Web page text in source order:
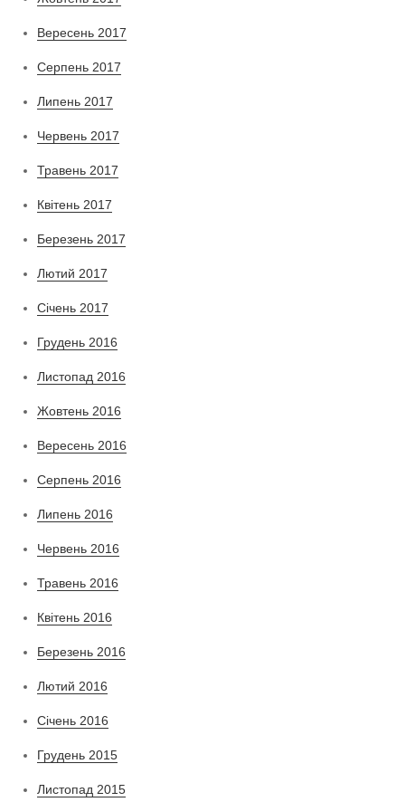
Вересень 2017
Серпень 2017
Липень 2017
Червень 2017
Травень 2017
Квітень 2017
Березень 2017
Лютий 2017
Січень 2017
Грудень 2016
Листопад 2016
Жовтень 2016
Вересень 2016
Серпень 2016
Липень 2016
Червень 2016
Травень 2016
Квітень 2016
Березень 2016
Лютий 2016
Січень 2016
Грудень 2015
Листопад 2015